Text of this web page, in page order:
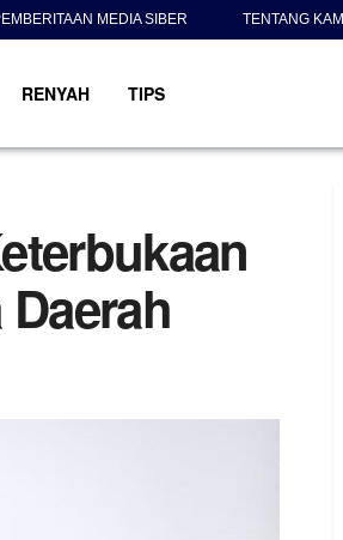
MEDIA SIBER TENTANG KAMI
RENYAH TIPS